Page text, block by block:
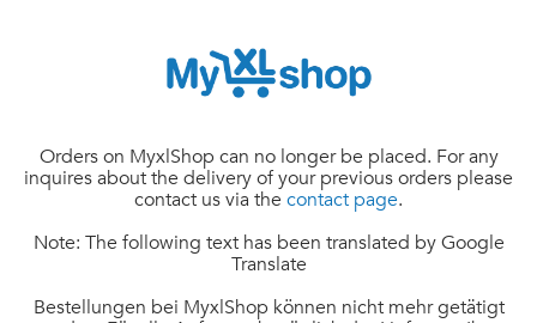
Orders on MyxlShop can no longer be placed. For any
inquires about the delivery of your previous orders please
contact us via the contact page.
Note: The following text has been translated by Google
Translate
Bestellungen bei MyxlShop können nicht mehr getätigt